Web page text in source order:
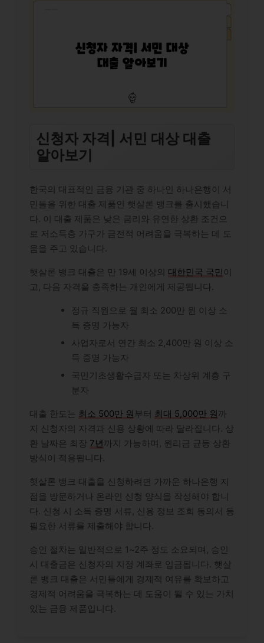
신청자 자격| 서민 대상 대출
알아보기
한국의 대표적인 금융 기관 중 하나인 하나은행이 서
민들을 위한 대출 제품인 햇살론 뱅크를 출시했습니
다. 이 대출 제품은 낮은 금리와 유연한 상환 조건으
로 저소득층 가구가 금전적 어려움을 극복하는 데 도
움을 주고 있습니다.
햇살론 뱅크 대출은 만 19세 이상의 대한민국 국민 이
고, 다음 자격을 충족하는 개인에게 제공됩니다.
정규 직원으로 월 최소 200만 원 이상 소
득 증명 가능자
사업자로서 연간 최소 2,400만 원 이상 소
득 증명 가능자
국민기초생활수급자 또는 차상위 계층 구
분자
대출 한도는 최소 500만 원 부터 최대 5,000만 원까
지 신청자의 자격과 신용 상황에 따라 달라집니다. 상
환 날짜은 최장 7년까지 가능하며, 원리금 균등 상환
방식이 적용됩니다.
햇살론 뱅크 대출을 신청하려면 가까운 하나은행 지
점을 방문하거나 온라인 신청 양식을 작성해야 합니
다. 신청 시 소득 증명 서류, 신용 정보 조회 동의서 등
필요한 서류를 제출해야 합니다.
승인 절차는 일반적으로 1~2주 정도 소요되며, 승인
시 대출금은 신청자의 지정 계좌로 입금됩니다. 햇살
론 뱅크 대출은 서민들에게 경제적 여유를 확보하고
경제적 어려움을 극복하는 데 도움이 될 수 있는 가치
있는 금융 제품입니다.